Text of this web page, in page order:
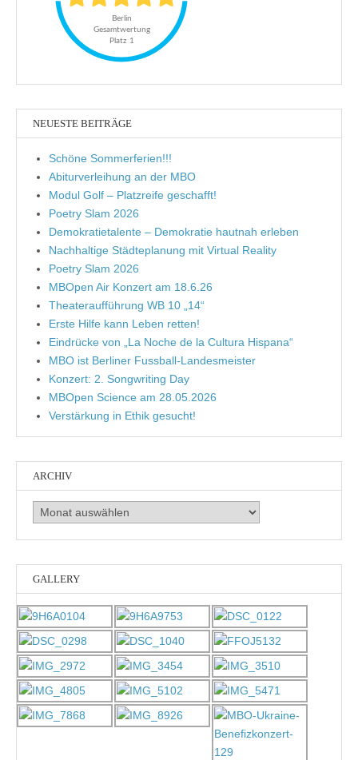
NEUESTE BEITRÄGE
Schöne Sommerferien!!!
Abiturverleihung an der MBO
Modul Golf – Platzreife geschafft!
Poetry Slam 2026
Demokratietalente – Demokratie hautnah erleben
Nachhaltige Städteplanung mit Virtual Reality
Poetry Slam 2026
MBOpen Air Konzert am 18.6.26
Theateraufführung WB 10 „14“
Erste Hilfe kann Leben retten!
Eindrücke von „La Noche de la Cultura Hispana“
MBO ist Berliner Fussball-Landesmeister
Konzert: 2. Songwriting Day
MBOpen Science am 28.05.2026
Verstärkung in Ethik gesucht!
ARCHIV
Archiv
GALLERY